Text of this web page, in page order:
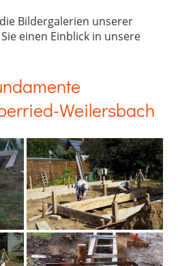
Bildergalerien unserer
einen Einblick in unsere
Weilersbach